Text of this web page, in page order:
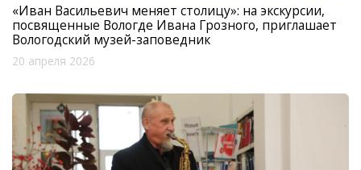
«Иван Васильевич меняет столицу»: на экскурсии,
посвященные Вологде Ивана Грозного, приглашает
Вологодский музей-заповедник
20 апреля 2026